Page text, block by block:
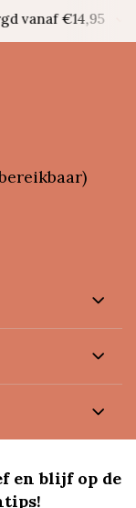
vanaf €14,95
en blijf op de